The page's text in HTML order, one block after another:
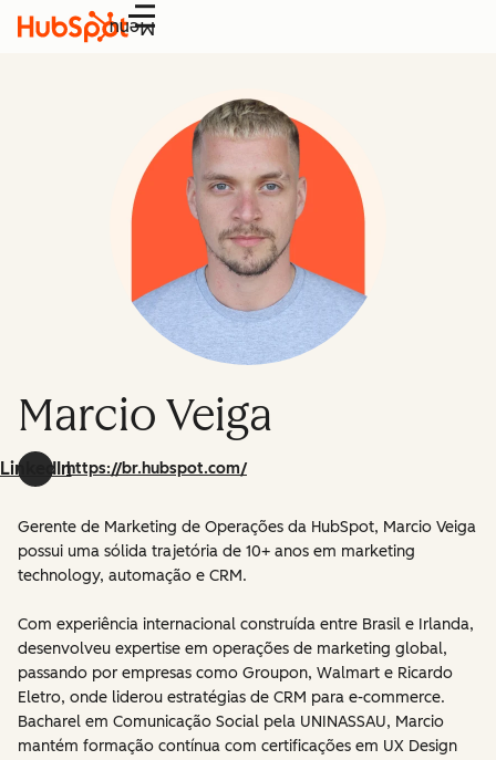
Menu
Marcio Veiga
LinkedInhttps://br.hubspot.com/
Gerente de Marketing de Operações da HubSpot, Marcio Veiga
possui uma sólida trajetória de 10+ anos em marketing
technology, automação e CRM.
Com experiência internacional construída entre Brasil e Irlanda,
desenvolveu expertise em operações de marketing global,
passando por empresas como Groupon, Walmart e Ricardo
Eletro, onde liderou estratégias de CRM para e-commerce.
Bacharel em Comunicação Social pela UNINASSAU, Marcio
mantém formação contínua com certificações em UX Design